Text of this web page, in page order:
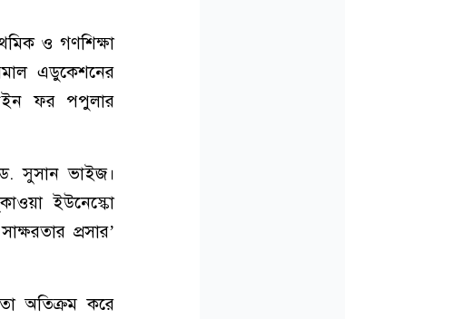
ও গণশিক্ষা
এডুকেশনের
ফর পপুলার
ড. সুসান ভাইজ।
ইউনেস্কো
প্রসার’
অতিক্রম করে